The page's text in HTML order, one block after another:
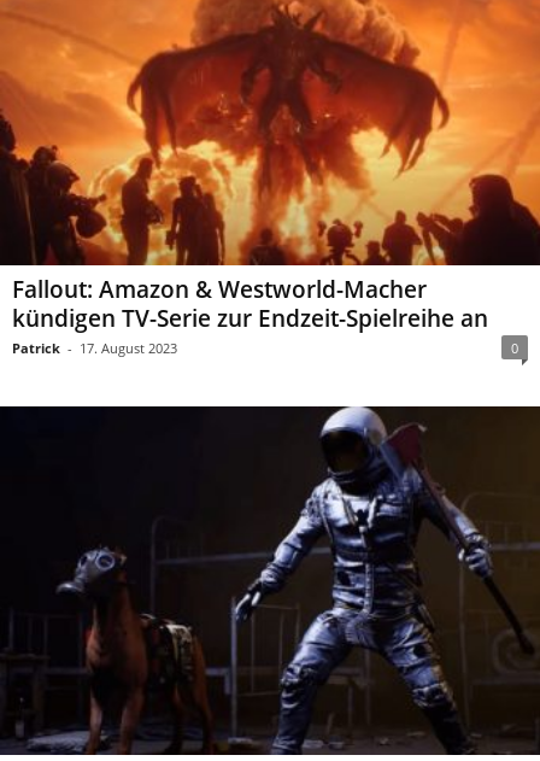
Fallout: Amazon & Westworld-Macher
kündigen TV-Serie zur Endzeit-Spielreihe an
Patrick - 17. August 2023 0